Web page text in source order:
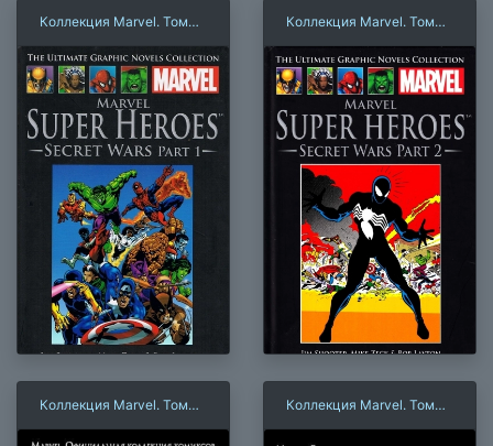
Коллекция Marvel. Том
Книга 1
Коллекция Marvel. Том
Книга 2
Коллекция Marvel. Том
Коллекция Marvel. Том